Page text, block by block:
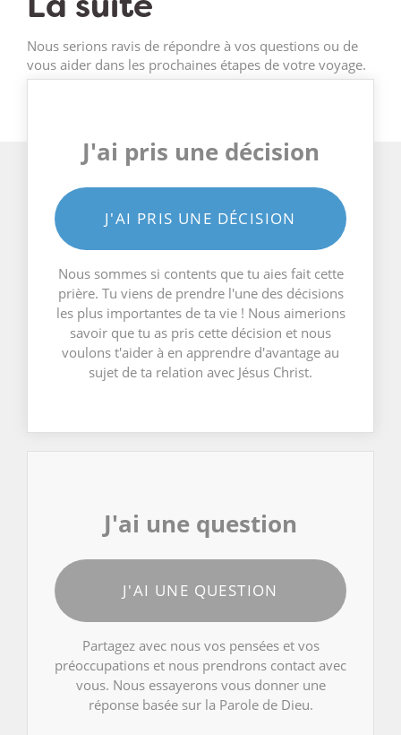
Nous serions ravis de répondre à vos questions ou de
vous aider dans les prochaines étapes de votre voyage.
J'ai pris une décision
J'AI PRIS UNE DÉCISION
Nous sommes si contents que tu aies fait cette
prière. Tu viens de prendre l'une des décisions
les plus importantes de ta vie ! Nous aimerions
savoir que tu as pris cette décision et nous
voulons t'aider à en apprendre d'avantage au
sujet de ta relation avec Jésus Christ.
J'ai une question
J'AI UNE QUESTION
Partagez avec nous vos pensées et vos
préoccupations et nous prendrons contact avec
vous. Nous essayerons vous donner une
réponse basée sur la Parole de Dieu.